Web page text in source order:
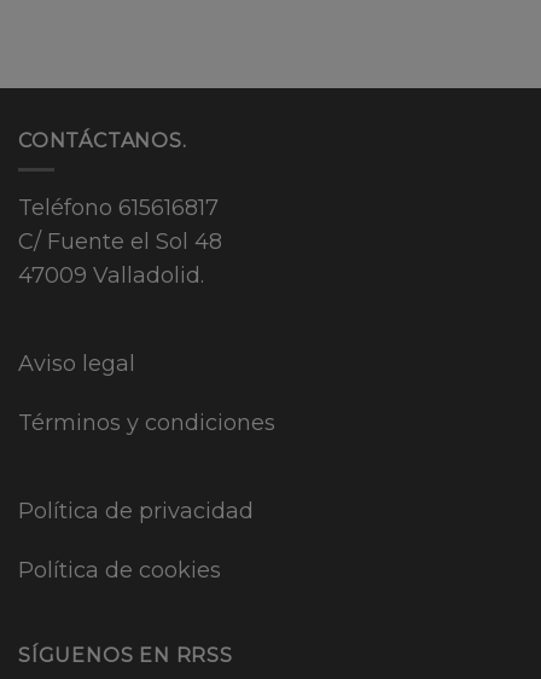
CONTÁCTANOS.
Teléfono 615616817
C/ Fuente el Sol 48
47009 Valladolid.
Aviso legal
Términos y condiciones
Política de privacidad
Política de cookies
SÍGUENOS EN RRSS